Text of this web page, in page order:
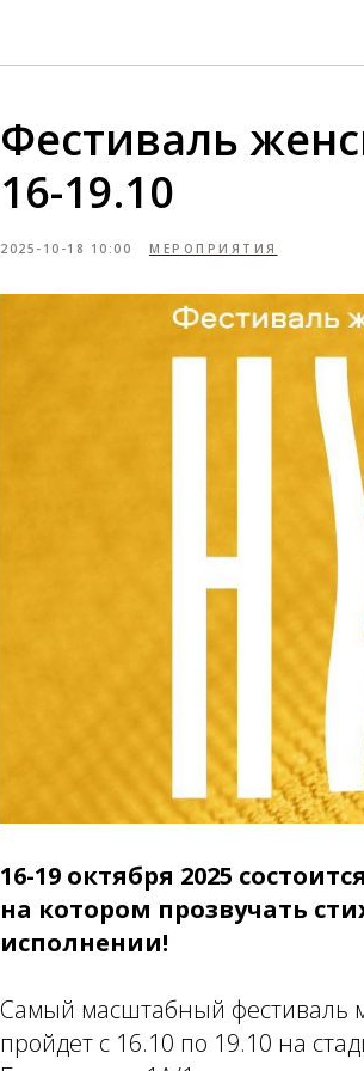
Фестиваль
16-19.10
2025-10-18 10:00 МЕРОПРИЯТИЯ
16-19 октября 2025
на котором прозвучать
исполнении!
Самый масштабный фестиваль
пройдет с 16.10 по 19.10 на